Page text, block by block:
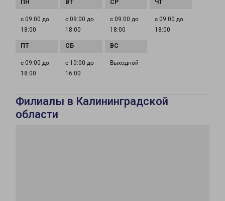
с 09:00 до
18:00
с 09:00 до
18:00
с 09:00 до
18:00
с 09:00 до
18:00
с 09:00 до
18:00
с 10:00 до
16:00
Выходной
Филиалы в Калининградской
области